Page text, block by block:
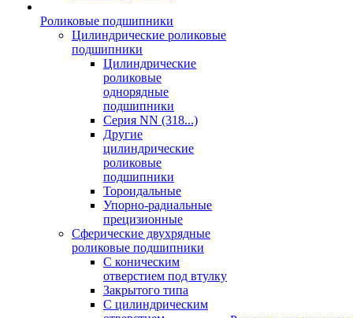
Роликовые подшипники
Цилиндрические роликовые
подшипники
Цилиндрические
роликовые
однорядные
подшипники
Серия NN (318...)
Другие
цилиндрические
роликовые
подшипники
Тороидальные
Упорно-радиальные
прецизионные
Сферические двухрядные
роликовые подшипники
С коническим
отверстием под втулку
Закрытого типа
С цилиндрическим